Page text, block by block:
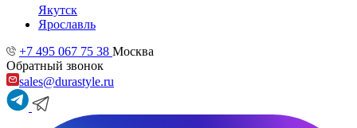
Якутск
Ярославль
+7 495 067 75 38 Москва
Обратный звонок
sales@durastyle.ru